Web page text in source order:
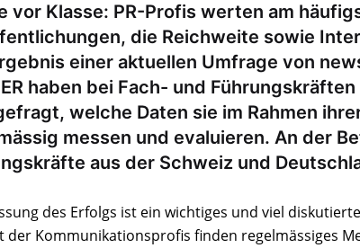
vor Klasse: PR-Profis werten am
die Reichweite sowie
einer aktuellen Umfrage von
haben bei Fach- und
welche Daten sie im Rahmen
messen und evaluieren. An der
aus der Schweiz und
des Erfolgs ist ein wichtiges und viel
der Kommunikationsprofis finden regelmässiges